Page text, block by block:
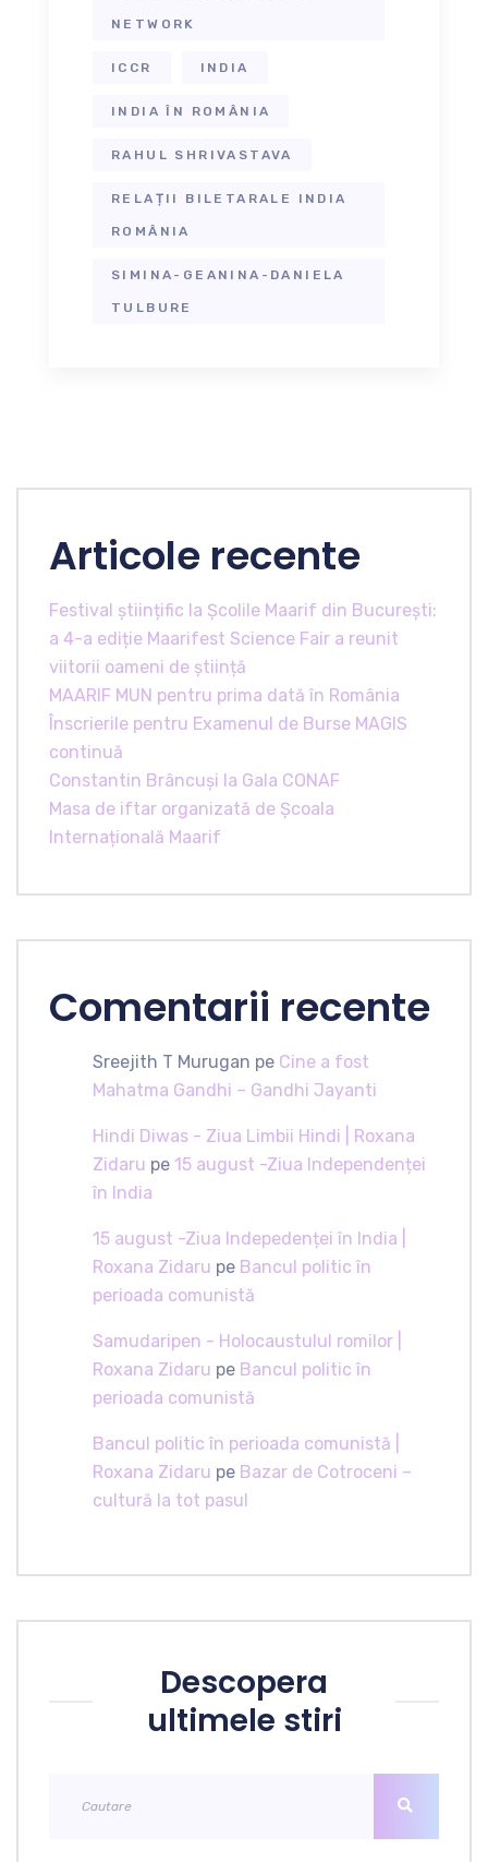
NETWORK
ICCR INDIA
INDIA ÎN ROMÂNIA
RAHUL SHRIVASTAVA
RELAȚII BILETARALE INDIA
ROMÂNIA
SIMINA-GEANINA-DANIELA
TULBURE
Articole recente
Festival științific la Școlile Maarif din București:
a 4-a ediție Maarifest Science Fair a reunit
viitorii oameni de știință
MAARIF MUN pentru prima dată în România
Înscrierile pentru Examenul de Burse MAGIS
continuă
Constantin Brâncuși la Gala CONAF
Masa de iftar organizată de Școala
Internațională Maarif
Comentarii recente
Sreejith T Murugan pe Cine a fost
Mahatma Gandhi – Gandhi Jayanti
Hindi Diwas - Ziua Limbii Hindi | Roxana
Zidaru pe 15 august -Ziua Independenței
în India
15 august -Ziua Indepedenței în India |
Roxana Zidaru pe Bancul politic în
perioada comunistă
Samudaripen - Holocaustulul romilor |
Roxana Zidaru pe Bancul politic în
perioada comunistă
Bancul politic în perioada comunistă |
Roxana Zidaru pe Bazar de Cotroceni –
cultură la tot pasul
Descopera
ultimele stiri